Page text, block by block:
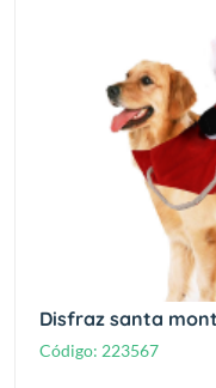
Disfraz santa
Código: 223567